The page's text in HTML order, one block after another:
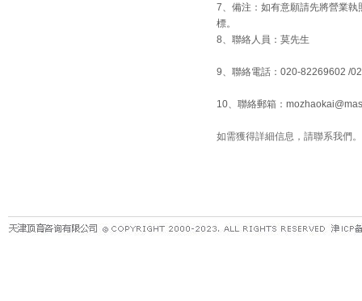
7、備注：如有意願請先將營業
標。
8、 聯絡人員：莫先生
9、聯絡電話：020-82269602 /
10、聯絡郵箱：
如需獲得詳細信息，請聯系我們。